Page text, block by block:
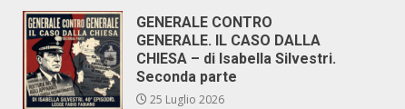
GENERALE CONTRO
GENERALE. IL CASO DALLA
CHIESA – di Isabella Silvestri.
Seconda parte
25 Luglio 2026